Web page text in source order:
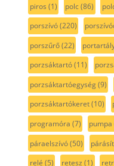
piros (1) polc(86)
porszívó(220)
porszűrő(22)
porzsáktartó(11)
porzsáktartóegység(9)
porzsáktartókeret(10)
programóra (7) pumpa
páraelszívó(50)
relé (5) retesz (1)